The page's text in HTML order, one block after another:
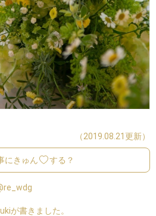
（2019.08.21更新）
にきゅん する？
が書きました。